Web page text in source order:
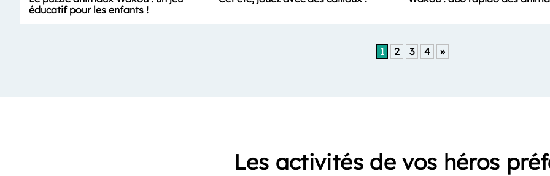
éducatif pour les enfants !
1 2 3 4 »
Les activités de vos héros